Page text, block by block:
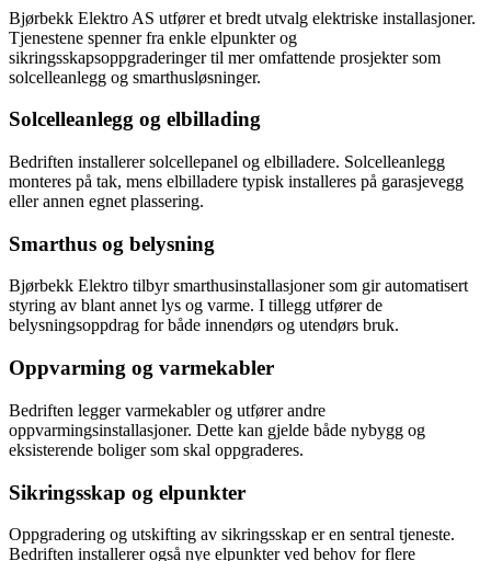
Bjørbekk Elektro AS utfører et bredt utvalg elektriske installasjoner.
Tjenestene spenner fra enkle elpunkter og
sikringsskapsoppgraderinger til mer omfattende prosjekter som
solcelleanlegg og smarthusløsninger.
Solcelleanlegg og elbillading
Bedriften installerer solcellepanel og elbilladere. Solcelleanlegg
monteres på tak, mens elbilladere typisk installeres på garasjevegg
eller annen egnet plassering.
Smarthus og belysning
Bjørbekk Elektro tilbyr smarthusinstallasjoner som gir automatisert
styring av blant annet lys og varme. I tillegg utfører de
belysningsoppdrag for både innendørs og utendørs bruk.
Oppvarming og varmekabler
Bedriften legger varmekabler og utfører andre
oppvarmingsinstallasjoner. Dette kan gjelde både nybygg og
eksisterende boliger som skal oppgraderes.
Sikringsskap og elpunkter
Oppgradering og utskifting av sikringsskap er en sentral tjeneste.
Bedriften installerer også nye elpunkter ved behov for flere